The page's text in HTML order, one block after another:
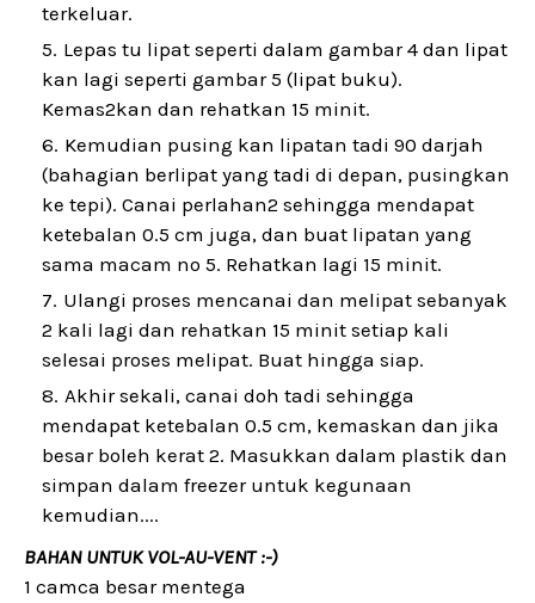
terkeluar.
Lepas tu lipat seperti dalam gambar 4 dan lipat
kan lagi seperti gambar 5 (lipat buku).
Kemas2kan dan rehatkan 15 minit.
Kemudian pusing kan lipatan tadi 90 darjah
(bahagian berlipat yang tadi di depan, pusingkan
ke tepi). Canai perlahan2 sehingga mendapat
ketebalan 0.5 cm juga, dan buat lipatan yang
sama macam no 5. Rehatkan lagi 15 minit.
Ulangi proses mencanai dan melipat sebanyak
2 kali lagi dan rehatkan 15 minit setiap kali
selesai proses melipat. Buat hingga siap.
Akhir sekali, canai doh tadi sehingga
mendapat ketebalan 0.5 cm, kemaskan dan jika
besar boleh kerat 2. Masukkan dalam plastik dan
simpan dalam freezer untuk kegunaan
kemudian....
BAHAN UNTUK VOL-AU-VENT :-)
1 camca besar mentega